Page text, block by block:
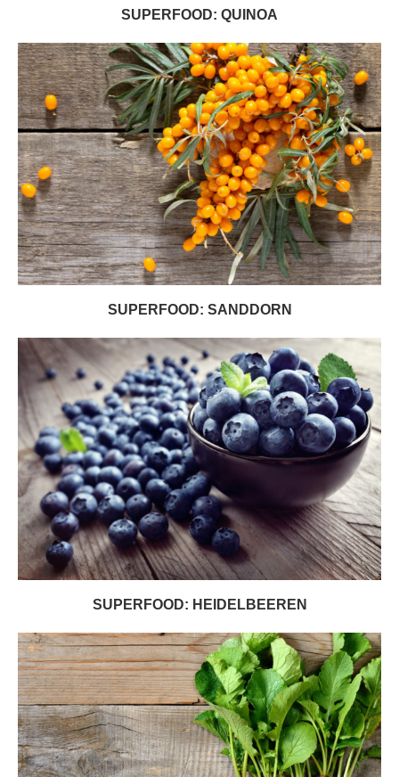
SUPERFOOD: QUINOA
SUPERFOOD: SANDDORN
SUPERFOOD: HEIDELBEEREN